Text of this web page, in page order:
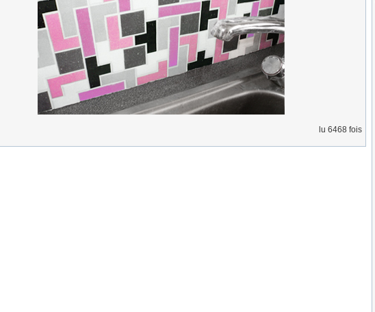
lu 6468 fois